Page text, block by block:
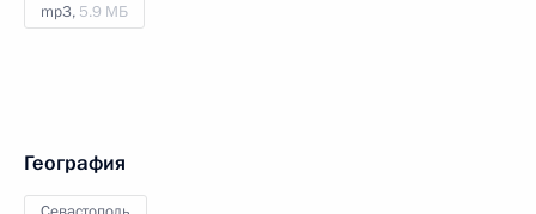
mp3, 5.9 МБ
География